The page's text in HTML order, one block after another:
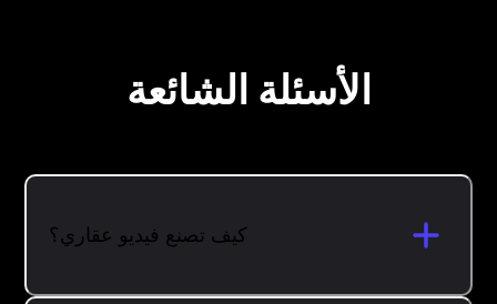
الأسئلة الشائعة
كيف تصنع فيديو عقاري؟